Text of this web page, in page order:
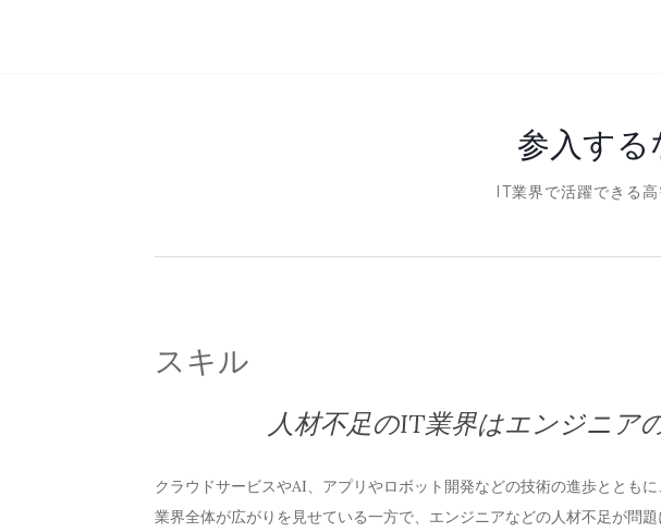
参入する
IT業界で活躍できる
スキル
人材不足のIT業界はエンジニア
クラウドサービスやAI、アプリやロボット開発などの技術の進歩ととも
業界全体が広がりを見せている一方で、エンジニアなどの人材不足が問